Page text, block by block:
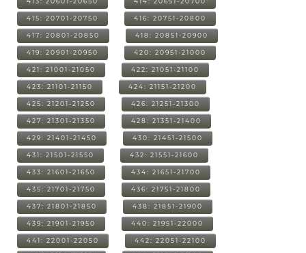
415: 20701-20750 416: 20751-20800
417: 20801-20850 418: 20851-20900
419: 20901-20950 420: 20951-21000
421: 21001-21050 422: 21051-21100
423: 21101-21150 424: 21151-21200
425: 21201-21250 426: 21251-21300
427: 21301-21350 428: 21351-21400
429: 21401-21450 430: 21451-21500
431: 21501-21550 432: 21551-21600
433: 21601-21650 434: 21651-21700
435: 21701-21750 436: 21751-21800
437: 21801-21850 438: 21851-21900
439: 21901-21950 440: 21951-22000
441: 22001-22050 442: 22051-22100